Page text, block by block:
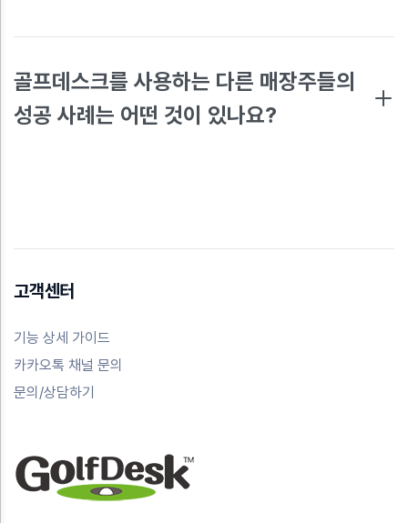
골프데스크를 사용하는 다른 매장주들의
성공 사례는 어떤 것이 있나요?
고객센터
기능 상세 가이드
카카오톡 채널 문의
문의/상담하기